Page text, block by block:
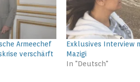
Armeechef
verschärft
Exklusives Interview
Mazigi
In "Deutsch"